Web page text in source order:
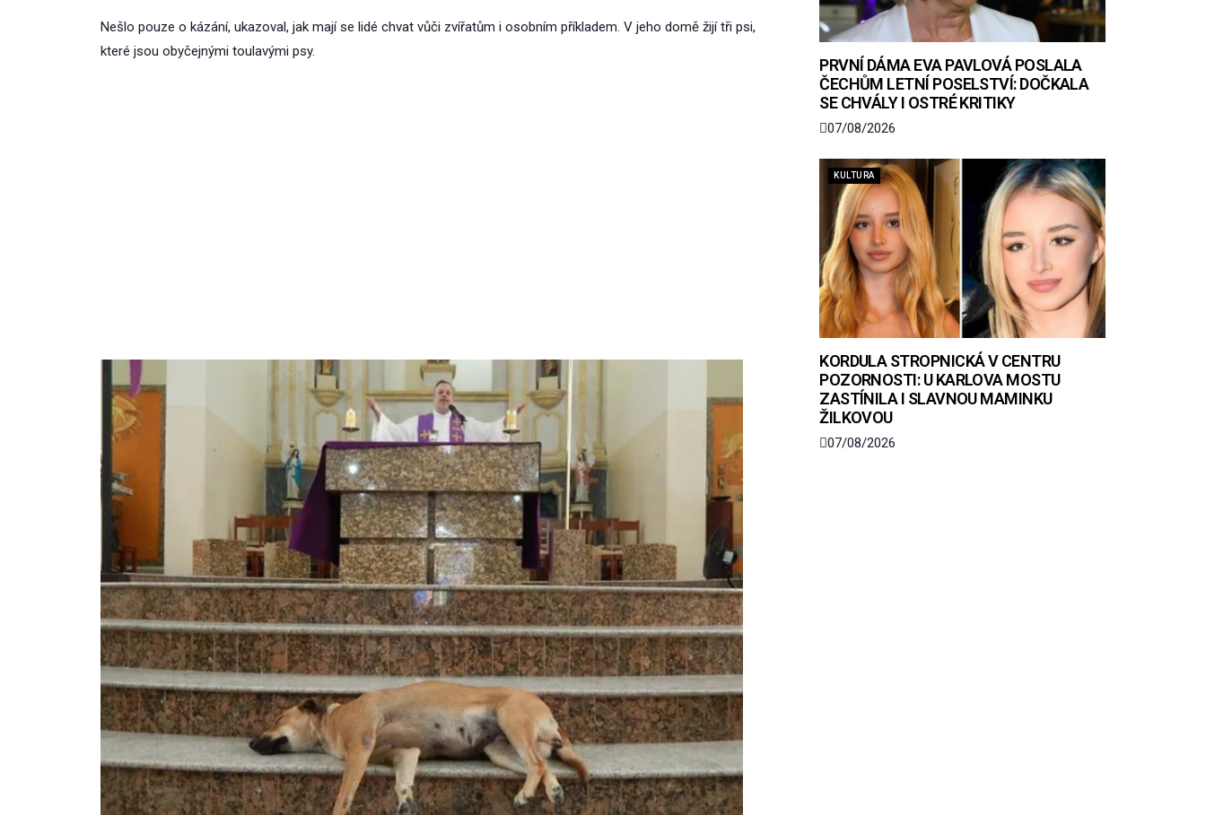
Nešlo pouze o kázání, ukazoval, jak mají se lidé chvat vůči zvířatům i osobním příkladem. V jeho domě žijí tři psi,
které jsou obyčejnými toulavými psy.
PRVNÍ DÁMA EVA PAVLOVÁ POSLALA
ČECHŮM LETNÍ POSELSTVÍ: DOČKALA
SE CHVÁLY I OSTRÉ KRITIKY
07/08/2026
KULTURA
KORDULA STROPNICKÁ V CENTRU
POZORNOSTI: U KARLOVA MOSTU
ZASTÍNILA I SLAVNOU MAMINKU
ŽILKOVOU
07/08/2026